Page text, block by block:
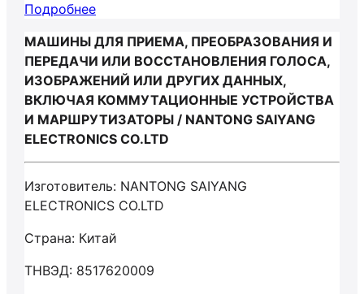
Подробнее
МАШИНЫ ДЛЯ ПРИЕМА, ПРЕОБРАЗОВАНИЯ И
ПЕРЕДАЧИ ИЛИ ВОССТАНОВЛЕНИЯ ГОЛОСА,
ИЗОБРАЖЕНИЙ ИЛИ ДРУГИХ ДАННЫХ,
ВКЛЮЧАЯ КОММУТАЦИОННЫЕ УСТРОЙСТВА
И МАРШРУТИЗАТОРЫ / NANTONG SAIYANG
ELECTRONICS CO.LTD
Изготовитель: NANTONG SAIYANG
ELECTRONICS CO.LTD
Страна: Китай
ТНВЭД: 8517620009